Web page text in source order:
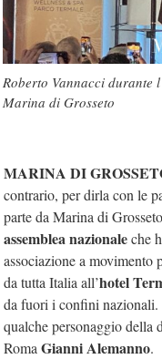
Roberto Vannacci durante
Marina di Grosseto
MARINA DI
contrario, per dirla con le
parte da Marina di
assemblea nazionaleche
associazione a movimento
da tutta Italia all’hotel
da fuori i confini
qualche personaggio della
Roma Gianni Alemanno.